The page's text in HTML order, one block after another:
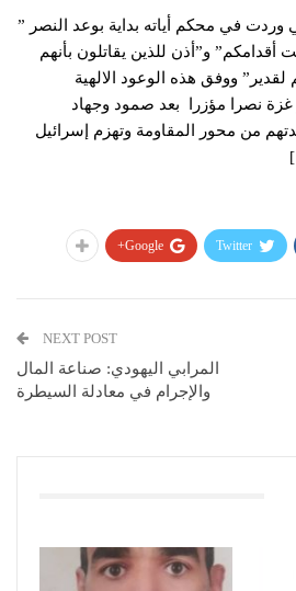
وردت في محكم أياته بداية بوعد النصر ”
أقدامكم” و”أذن للذين يقاتلون بأنهم
ووفق هذه الوعود الالهية
غزة نصرا مؤزرا بعد صمود وجهاد
من محور المقاومة وتهزم إسرائيل
Twitter
Google+
NEXT POST
المرابي اليهودي: صناعة المال
والإجرام في معادلة السيطرة